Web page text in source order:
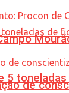
5
de